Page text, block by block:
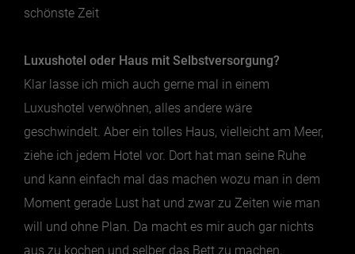
schönste Zeit
Luxushotel oder Haus mit Selbstversorgung?
Klar lasse ich mich auch gerne mal in einem
Luxushotel verwöhnen, alles andere wäre
geschwindelt. Aber ein tolles Haus, vielleicht am Meer,
ziehe ich jedem Hotel vor. Dort hat man seine Ruhe
und kann einfach mal das machen wozu man in dem
Moment gerade Lust hat und zwar zu Zeiten wie man
will und ohne Plan. Da macht es mir auch gar nichts
aus zu kochen und selber das Bett zu machen.